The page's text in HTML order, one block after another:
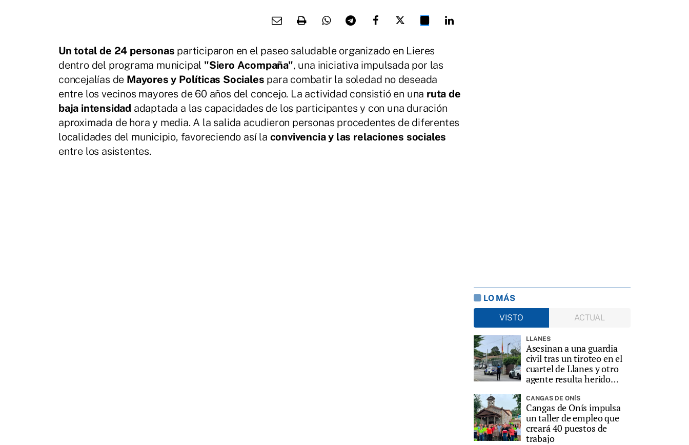
Un total de 24 personas participaron en el paseo saludable organizado en Lieres
dentro del programa municipal "Siero Acompaña", una iniciativa impulsada por las
concejalías de Mayores y Políticas Sociales para combatir la soledad no deseada
entre los vecinos mayores de 60 años del concejo. La actividad consistió en una ruta de
baja intensidad adaptada a las capacidades de los participantes y con una duración
aproximada de hora y media. A la salida acudieron personas procedentes de diferentes
localidades del municipio, favoreciendo así la convivencia y las relaciones sociales
entre los asistentes.
LO MÁS
VISTO
ACTUAL
LLANES
Asesinan a una guardia
civil tras un tiroteo en el
cuartel de Llanes y otro
agente resulta herido
CANGAS DE ONÍS
Cangas de Onís impulsa
un taller de empleo que
creará 40 puestos de
trabajo